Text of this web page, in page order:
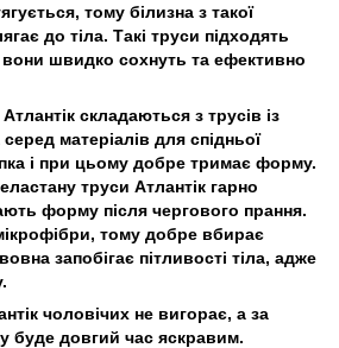
тому білизна з такої
до тіла. Такі труси підходять
швидко сохнуть та ефективно
складаються з трусів із
матеріалів для спідньої
і при цьому добре тримає форму.
труси Атлантік гарно
форму після чергового прання.
тому добре вбирає
запобігає пітливості тіла, адже
чоловічих не вигорає, а за
буде довгий час яскравим.